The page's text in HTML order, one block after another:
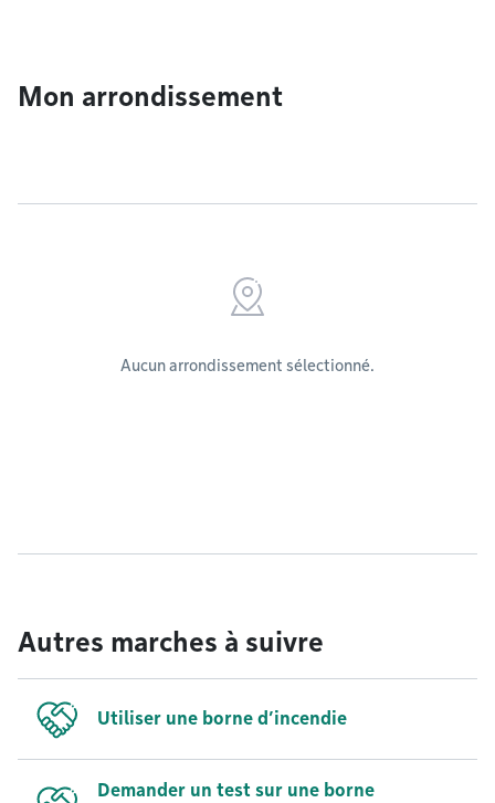
Mon arrondissement
Aucun arrondissement sélectionné.
Autres marches à suivre
Utiliser une borne d’incendie
Demander un test sur une borne